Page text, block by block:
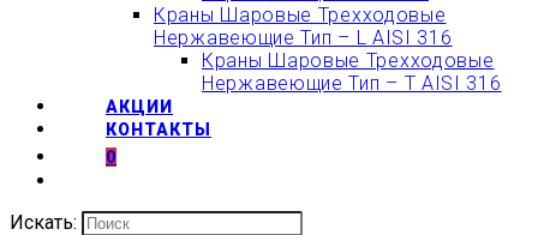
Краны Шаровые Трехходовые
Нержавеющие Тип – L AISI 316
Краны Шаровые Трехходовые
Нержавеющие Тип – T AISI 316
АКЦИИ
КОНТАКТЫ
0
Искать: